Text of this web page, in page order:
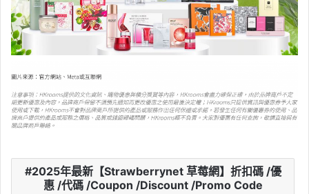
2025年最新【Strawberrynet 草莓網】折扣碼 /優
惠 /代碼 /Coupon /Discount /Promo Code